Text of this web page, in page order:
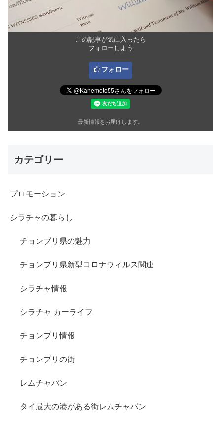
この記事が気に入ったら
フォローしよう
フォロー
最新情報をお届けします。
カテゴリー
プロモーション
シラチャの暮らし
チョンブリ県の魅力
チョンブリ県新型コロナウィルス関連
シラチャ情報
シラチャ カーライフ
チョンブリ情報
チョンブリの街
レムチャバン
タイ最大の港がある街レムチャバン